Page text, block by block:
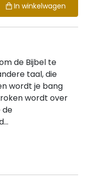
In winkelwagen
de Bijbel te
taal, die
wordt je bang
wordt over
de